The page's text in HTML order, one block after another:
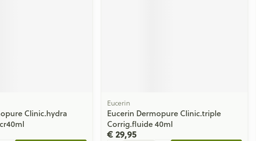
Clinic.hydra
Eucerin
Eucerin Dermopure Clinic.triple
Corrig.fluide 40ml
€ 29,95